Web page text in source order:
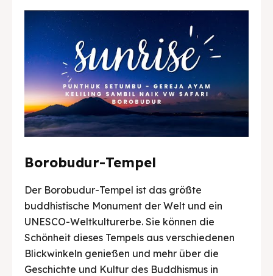
Borobudur-Tempel
Der Borobudur-Tempel ist das größte
buddhistische Monument der Welt und ein
UNESCO-Weltkulturerbe. Sie können die
Schönheit dieses Tempels aus verschiedenen
Blickwinkeln genießen und mehr über die
Geschichte und Kultur des Buddhismus in